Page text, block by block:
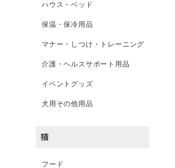
ハウス・ベッド
保温・保冷用品
マナー・しつけ・トレーニング
介護・ヘルスサポート用品
イベントグッズ
犬用その他用品
猫
フード